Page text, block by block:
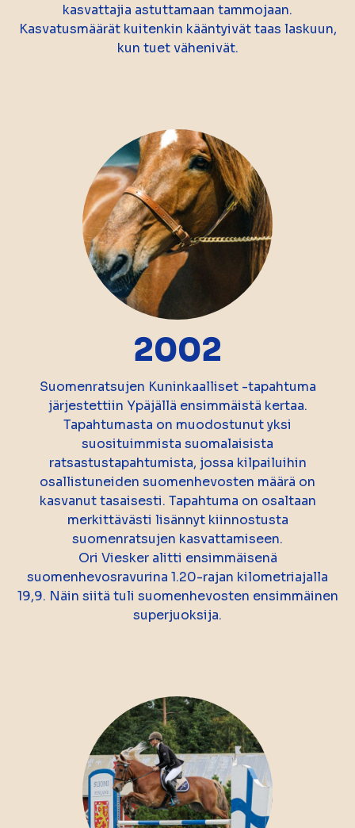
kasvattajia astuttamaan tammojaan.
Kasvatusmäärät kuitenkin kääntyivät taas laskuun,
kun tuet vähenivät.
2002
Suomenratsujen Kuninkaalliset -tapahtuma
järjestettiin Ypäjällä ensimmäistä kertaa.
Tapahtumasta on muodostunut yksi
suosituimmista suomalaisista
ratsastustapahtumista, jossa kilpailuihin
osallistuneiden suomenhevosten määrä on
kasvanut tasaisesti. Tapahtuma on osaltaan
merkittävästi lisännyt kiinnostusta
suomenratsujen kasvattamiseen.
Ori Viesker alitti ensimmäisenä
suomenhevosravurina 1.20-rajan kilometriajalla
19,9. Näin siitä tuli suomenhevosten ensimmäinen
superjuoksija.